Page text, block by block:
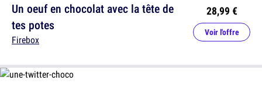
Un oeuf en chocolat avec la tête de
tes potes
Firebox
28,99 €
Voir l'offre